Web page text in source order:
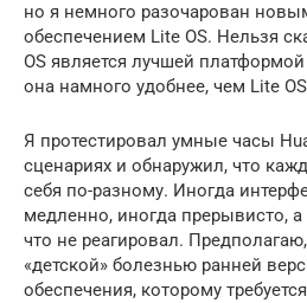
но я немного разочарован
обеспечением Lite OS. Нельзя
OS является лучшей
она намного удобнее, чем Lite
Я протестировал умные часы
сценариях и обнаружил, что
себя по-разному. Иногда
медленно, иногда прерывисто,
что не реагировал.
«детской» болезнью ранней
обеспечения, которому